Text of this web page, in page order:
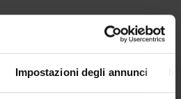
Impostazioni degli annunci